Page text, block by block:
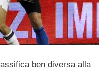
ben diversa alla